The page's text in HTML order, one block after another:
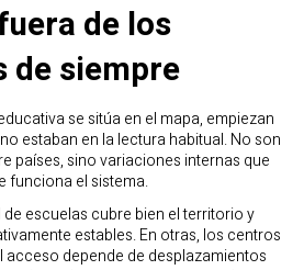
de los
de siempre
se sitúa en el mapa, empiezan
estaban en la lectura habitual. No son
países, sino variaciones internas que
funciona el sistema.
de escuelas cubre bien el territorio y
estables. En otras, los centros
acceso depende de desplazamientos